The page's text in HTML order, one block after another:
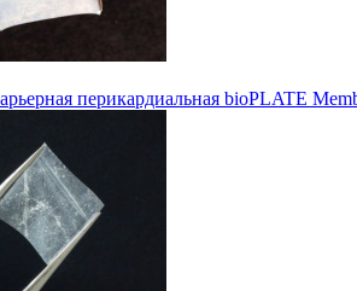
перикардиальная bioPLATE